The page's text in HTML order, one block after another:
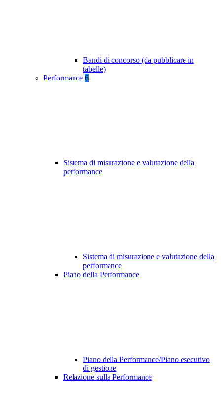
Bandi di concorso (da pubblicare in
tabelle)
Performance 6
Sistema di misurazione e valutazione della
performance
Sistema di misurazione e valutazione della
performance
Piano della Performance
Piano della Performance/Piano esecutivo
di gestione
Relazione sulla Performance